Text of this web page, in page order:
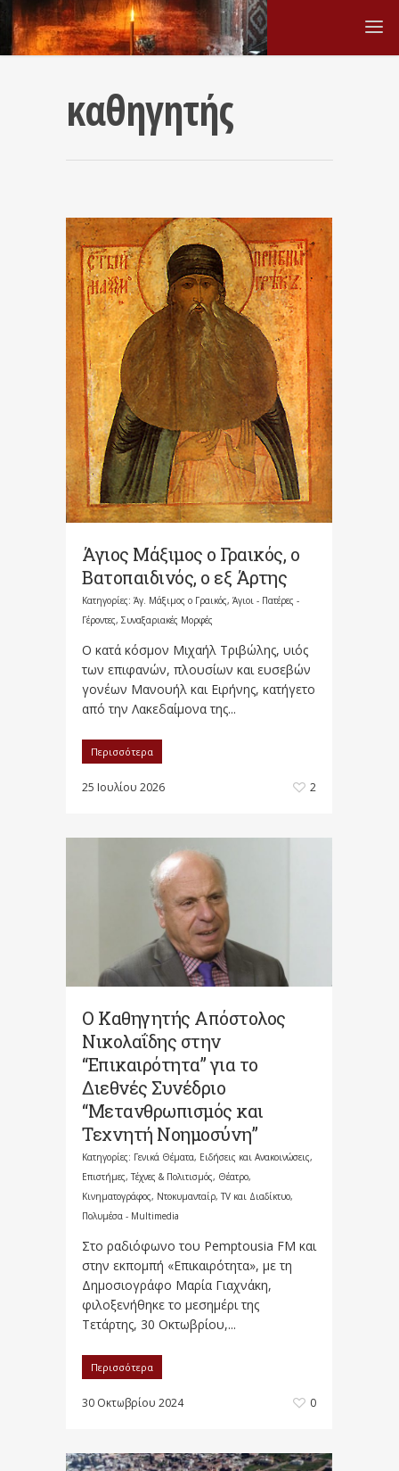
καθηγητής
Άγιος Μάξιμος ο Γραικός, ο
Βατοπαιδινός, ο εξ Άρτης
Κατηγορίες: Άγ. Μάξιμος ο Γραικός, Άγιοι - Πατέρες -
Γέροντες, Συναξαριακές Μορφές
Ο κατά κόσμον Μιχαήλ Τριβώλης, υιός
των επιφανών, πλουσίων και ευσεβών
γονέων Μανουήλ και Ειρήνης, κατήγετο
από την Λακεδαίμονα της...
Περισσότερα
25 Ιουλίου 2026 2
Ο Kαθηγητής Απόστολος
Νικολαΐδης στην
“Επικαιρότητα” για το
Διεθνές Συνέδριο
“Μετανθρωπισμός και
Τεχνητή Νοημοσύνη”
Κατηγορίες: Γενικά Θέματα, Ειδήσεις και Ανακοινώσεις,
Επιστήμες, Τέχνες & Πολιτισμός, Θέατρο,
Κινηματογράφος, Ντοκυμανταίρ, TV και Διαδίκτυο,
Πολυμέσα - Multimedia
Στο ραδιόφωνο του Pemptousia FΜ και
στην εκπομπή «Επικαιρότητα», με τη
Δημοσιογράφο Μαρία Γιαχνάκη,
φιλοξενήθηκε το μεσημέρι της
Τετάρτης, 30 Οκτωβρίου,...
Περισσότερα
30 Οκτωβρίου 2024 0